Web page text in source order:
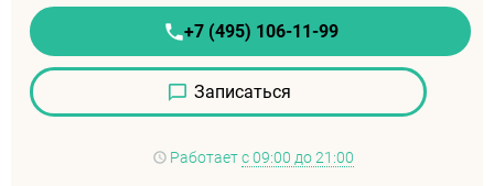
+7 (495) 106-11-99
Записаться
Работает с 09:00 до 21:00